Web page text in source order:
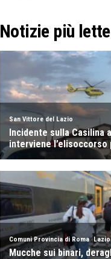
Notizie più lette